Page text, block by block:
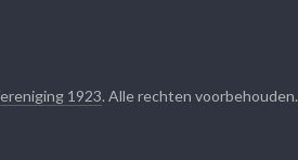
1923. Alle rechten voorbehouden.